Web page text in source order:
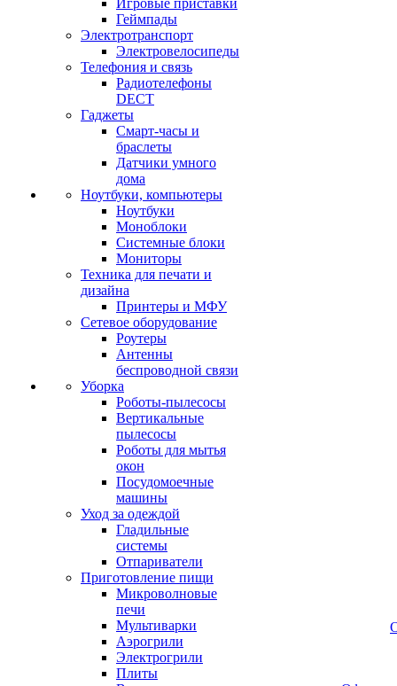
Игровые приставки
Геймпады
Электротранспорт
Электровелосипеды
Телефония и связь
Радиотелефоны
DECT
Гаджеты
Смарт-часы и
браслеты
Датчики умного
дома
Ноутбуки, компьютеры
Ноутбуки
Моноблоки
Системные блоки
Мониторы
Техника для печати и
дизайна
Принтеры и МФУ
Сетевое оборудование
Роутеры
Антенны
беспроводной связи
Уборка
Роботы-пылесосы
Вертикальные
пылесосы
Роботы для мытья
окон
Посудомоечные
машины
Уход за одеждой
Гладильные
системы
Отпариватели
Приготовление пищи
Микроволновые
печи
Мультиварки
Аэрогрили
Электрогрили
Плиты